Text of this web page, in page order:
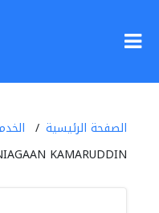
الصفحة الرئيسية
KAMARUDDIN